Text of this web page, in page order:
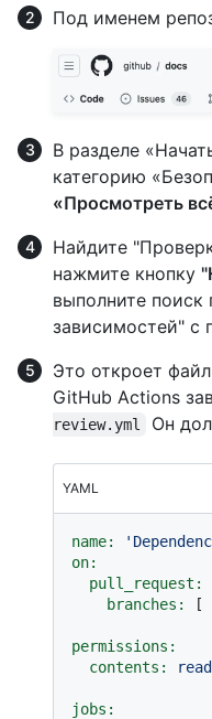
Под именем
В разделе
категорию
«Просмотреть
Найдите
нажмите кнопку
выполните поиск
зависимостей" с
Это откроет
GitHub Actions
review.yml
Он
YAML
name:
on:
pull_request:
branches:
[
permissions:
contents:
read
jobs: